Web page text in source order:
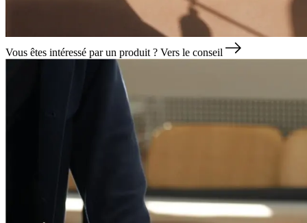
Vous êtes intéressé par un produit ? Vers le conseil